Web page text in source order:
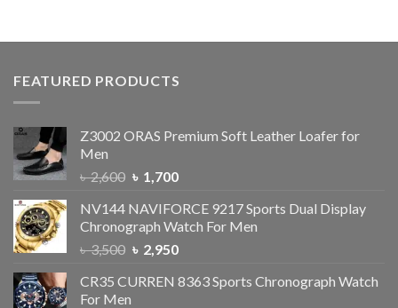
FEATURED PRODUCTS
Z3002 ORAS Premium Soft Leather Loafer for
Men
৳2,600 ৳ 1,700
NV144 NAVIFORCE 9217 Sports Dual Display
Chronograph Watch For Men
৳3,500 ৳ 2,950
CR35 CURREN 8363 Sports Chronograph Watch
For Men